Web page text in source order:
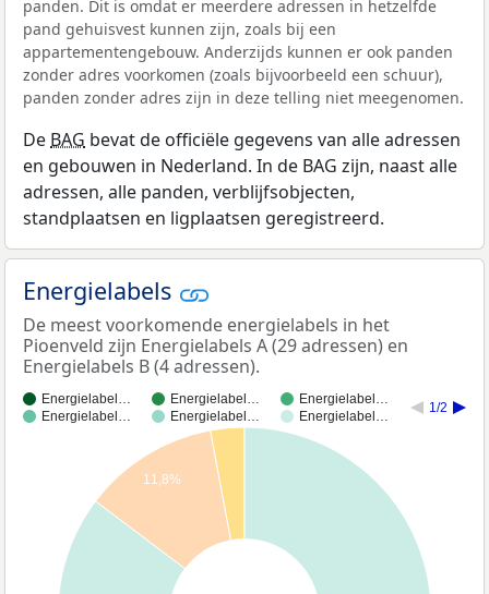
panden. Dit is omdat er meerdere adressen in hetzelfde
pand gehuisvest kunnen zijn, zoals bij een
appartementengebouw. Anderzijds kunnen er ook panden
zonder adres voorkomen (zoals bijvoorbeeld een schuur),
panden zonder adres zijn in deze telling niet meegenomen.
De BAG bevat de officiële gegevens van alle adressen
en gebouwen in Nederland. In de BAG zijn, naast alle
adressen, alle panden, verblijfsobjecten,
standplaatsen en ligplaatsen geregistreerd.
Energielabels
De meest voorkomende energielabels in het
Pioenveld zijn Energielabels A (29 adressen) en
Energielabels B (4 adressen).
Energielabel… Energielabel…
Energielabel…
Energielabel…
Energielabel… Energielabel…
1/2
11,8%